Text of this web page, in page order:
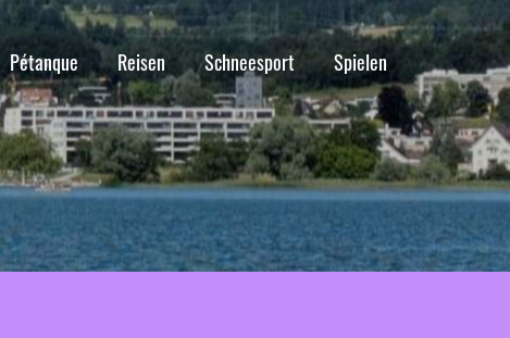
Pétanque Reisen Schneesport
Spielen